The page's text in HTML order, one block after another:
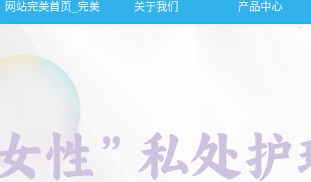
网站完美首页_完美 关于我们 产品中心